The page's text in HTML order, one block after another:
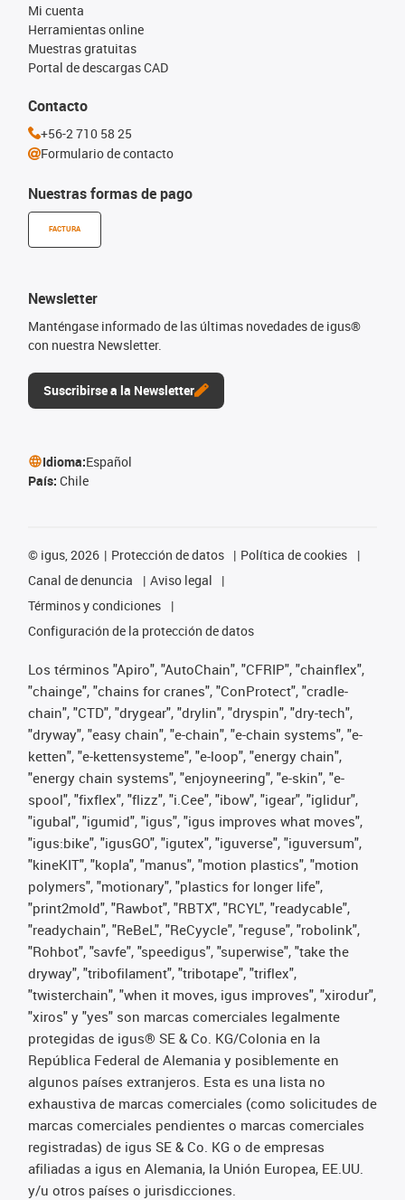
Nuestras formas de pago
FACTURA
Mi cuenta
Herramientas online
Muestras gratuitas
Portal de descargas CAD
Newsletter
Manténgase informado de las últimas novedades de igus®
con nuestra Newsletter.
Suscribirse a la Newsletter
Contacto
+56-2 710 58 25
Formulario de contacto
Idioma:Español
País: Chile
© igus, 2026 Protección de datos
Política de cookies
Canal de denuncia
Aviso legal
Términos y condiciones
Configuración de la protección de datos
Los términos "Apiro", "AutoChain", "CFRIP", "chainflex",
"chainge", "chains for cranes", "ConProtect", "cradle-
chain", "CTD", "drygear", "drylin", "dryspin", "dry-tech",
"dryway", "easy chain", "e-chain", "e-chain systems", "e-
ketten", "e-kettensysteme", "e-loop", "energy chain",
"energy chain systems", "enjoyneering", "e-skin", "e-
spool", "fixflex", "flizz", "i.Cee", "ibow", "igear", "iglidur",
"igubal", "igumid", "igus", "igus improves what moves",
"igus:bike", "igusGO", "igutex", "iguverse", "iguversum",
"kineKIT", "kopla", "manus", "motion plastics", "motion
polymers", "motionary", "plastics for longer life",
"print2mold", "Rawbot", "RBTX", "RCYL", "readycable",
"readychain", "ReBeL", "ReCyycle", "reguse", "robolink",
"Rohbot", "savfe", "speedigus", "superwise", "take the
dryway", "tribofilament", "tribotape", "triflex",
"twisterchain", "when it moves, igus improves", "xirodur",
"xiros" y "yes" son marcas comerciales legalmente
protegidas de igus® SE & Co. KG/Colonia en la
República Federal de Alemania y posiblemente en
algunos países extranjeros. Esta es una lista no
exhaustiva de marcas comerciales (como solicitudes de
marcas comerciales pendientes o marcas comerciales
registradas) de igus SE & Co. KG o de empresas
afiliadas a igus en Alemania, la Unión Europea, EE.UU.
y/u otros países o jurisdicciones.